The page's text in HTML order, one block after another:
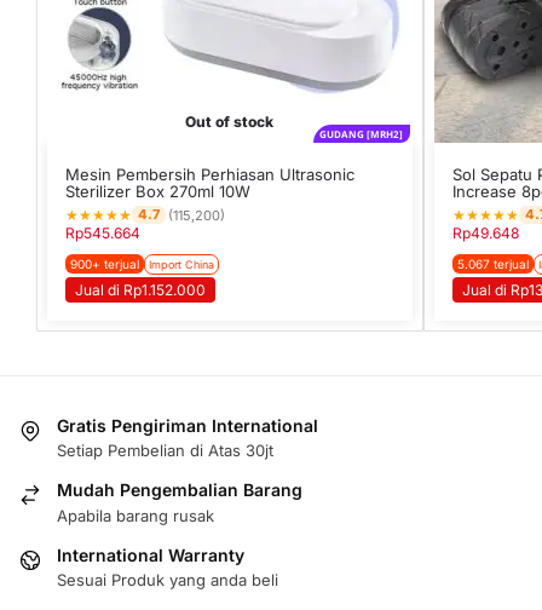
Out of stock
GUDANG [MRH2]
Mesin Pembersih Perhiasan Ultrasonic
Sterilizer Box 270ml 10W
★★★★★ 4.7 (115,200)
Rp545.664
900+ terjual Import China
Jual di Rp1.152.000
Sol Sepatu
Increase
★★★★★
Rp49.648
5.067 terjual
Jual di
Gratis Pengiriman International
Setiap Pembelian di Atas 30jt
Mudah Pengembalian Barang
Apabila barang rusak
International Warranty
Sesuai Produk yang anda beli